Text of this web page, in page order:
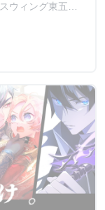
ウィング東五反